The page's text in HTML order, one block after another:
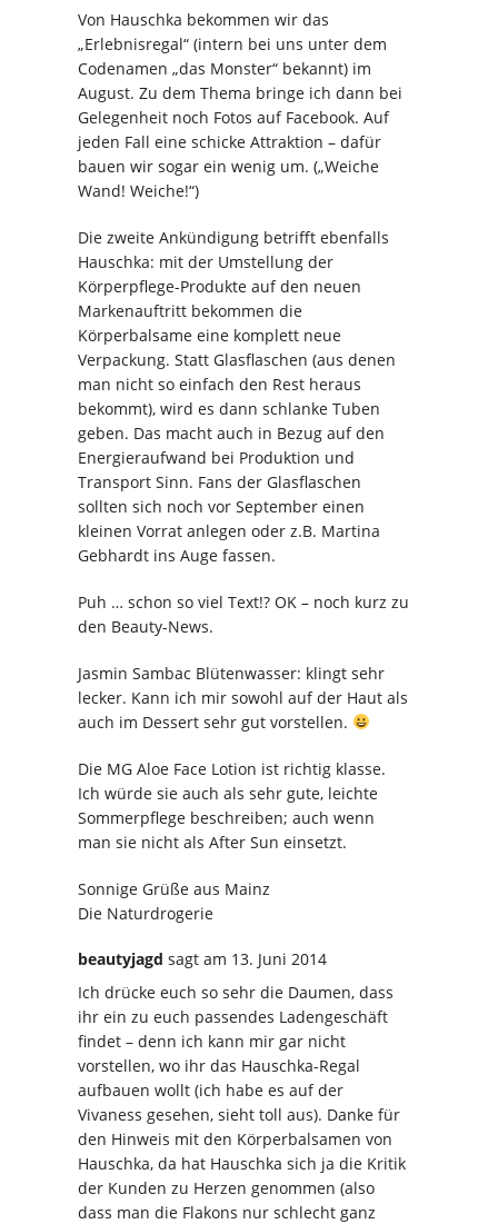
Von Hauschka bekommen wir das
„Erlebnisregal“ (intern bei uns unter dem
Codenamen „das Monster“ bekannt) im
August. Zu dem Thema bringe ich dann bei
Gelegenheit noch Fotos auf Facebook. Auf
jeden Fall eine schicke Attraktion – dafür
bauen wir sogar ein wenig um. („Weiche
Wand! Weiche!“)
Die zweite Ankündigung betrifft ebenfalls
Hauschka: mit der Umstellung der
Körperpflege-Produkte auf den neuen
Markenauftritt bekommen die
Körperbalsame eine komplett neue
Verpackung. Statt Glasflaschen (aus denen
man nicht so einfach den Rest heraus
bekommt), wird es dann schlanke Tuben
geben. Das macht auch in Bezug auf den
Energieraufwand bei Produktion und
Transport Sinn. Fans der Glasflaschen
sollten sich noch vor September einen
kleinen Vorrat anlegen oder z.B. Martina
Gebhardt ins Auge fassen.
Puh … schon so viel Text!? OK – noch kurz zu
den Beauty-News.
Jasmin Sambac Blütenwasser: klingt sehr
lecker. Kann ich mir sowohl auf der Haut als
auch im Dessert sehr gut vorstellen.
Die MG Aloe Face Lotion ist richtig klasse.
Ich würde sie auch als sehr gute, leichte
Sommerpflege beschreiben; auch wenn
man sie nicht als After Sun einsetzt.
Sonnige Grüße aus Mainz
Die Naturdrogerie
beautyjagd sagt am 13. Juni 2014
Ich drücke euch so sehr die Daumen, dass
ihr ein zu euch passendes Ladengeschäft
findet – denn ich kann mir gar nicht
vorstellen, wo ihr das Hauschka-Regal
aufbauen wollt (ich habe es auf der
Vivaness gesehen, sieht toll aus). Danke für
den Hinweis mit den Körperbalsamen von
Hauschka, da hat Hauschka sich ja die Kritik
der Kunden zu Herzen genommen (also
dass man die Flakons nur schlecht ganz